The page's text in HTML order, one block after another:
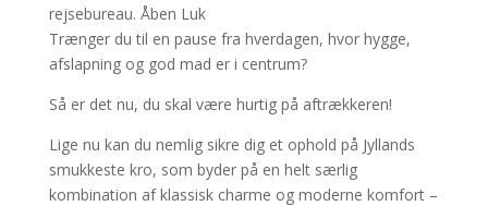
rejsebureau. Åben Luk
Trænger du til en pause fra hverdagen, hvor hygge,
afslapning og god mad er i centrum?
Så er det nu, du skal være hurtig på aftrækkeren!
Lige nu kan du nemlig sikre dig et ophold på Jyllands
smukkeste kro, som byder på en helt særlig
kombination af klassisk charme og moderne komfort –